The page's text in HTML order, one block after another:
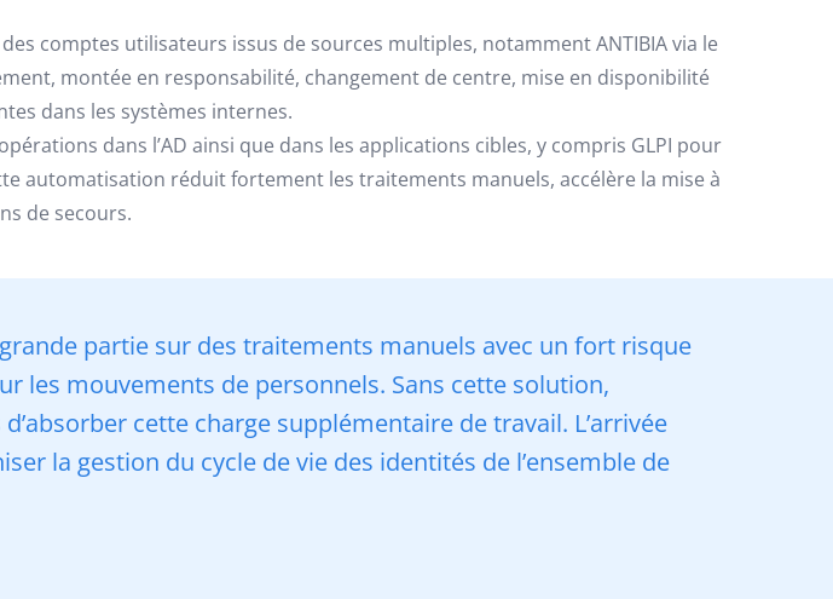
comptes utilisateurs issus de sources multiples, notamment ANTIBIA via le
montée en responsabilité, changement de centre, mise en disponibilité
dans les systèmes internes.
dans l’AD ainsi que dans les applications cibles, y compris GLPI pour
automatisation réduit fortement les traitements manuels, accélère la mise à
de secours.
partie sur des traitements manuels avec un fort risque
les mouvements de personnels. Sans cette solution,
cette charge supplémentaire de travail. L’arrivée
la gestion du cycle de vie des identités de l’ensemble de